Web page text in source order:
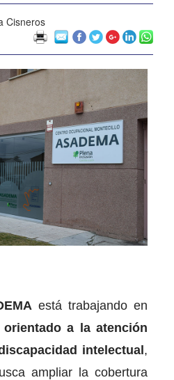
Cisneros
está trabajando en
a la atención
intelectual,
ampliar la cobertura